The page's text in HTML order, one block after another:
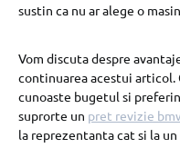
sustin ca nu ar alege o
Vom discuta despre
continuarea acestui articol.
cunoaste bugetul si
suprorte un pret revizie
la reprezentanta cat si la